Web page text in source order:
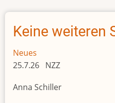
als
Objekt
der
Keine weiteren
Neues
25.7.26 NZZ
Anna Schiller